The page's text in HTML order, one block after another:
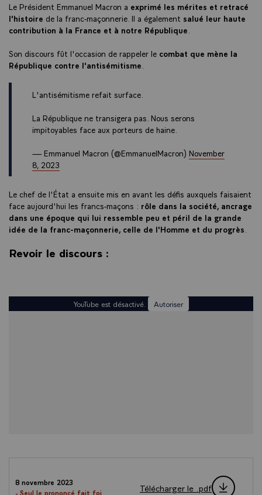
Le Président Emmanuel Macron a exprimé les mérites et retracé
l'histoire de la franc-maçonnerie. Il a également salué leur haute
contribution à la France et à notre République
Son discours fût l'occasion de rappeler le combat que mène la
République contre l'antisémitisme
L'antisémitisme refait surface.
La République ne transigera pas. Nous serons
impitoyables face aux porteurs de haine.
— Emmanuel Macron (@EmmanuelMacron) November
8, 2023
Le chef de l'État a ensuite mis en avant les défis auxquels faisaient
face aujourd'hui les francs-maçons : rôle dans la société, ancrage
dans une époque qui lui ressemble peu et péril de la grande
idée de la franc-maçonnerie, celle de l'Homme et du progrès
Revoir le discours :
YouTube est désactivé. Autoriser
8 novembre 2023
- Seul le prononcé fait foi
Télécharger le .pdf